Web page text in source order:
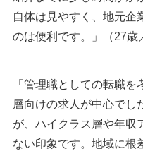
自体は見やすく、地元企
のは便利です。」（27歳
「管理職としての転職
層向けの求人が中心でし
が、ハイクラス層や年収
ない印象です。地域に根